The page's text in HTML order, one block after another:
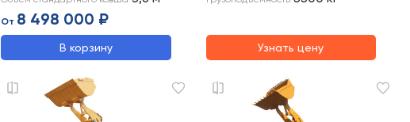
От 8 498 000 ₽
В корзину Узнать цену